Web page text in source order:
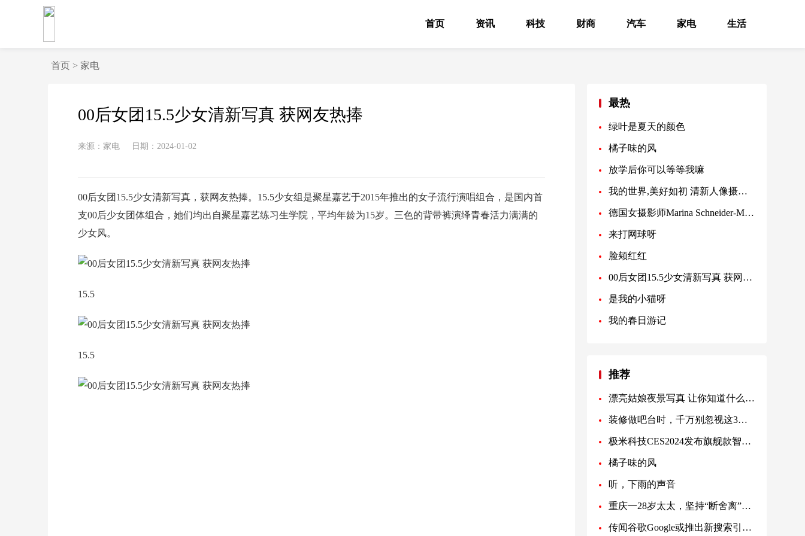
首页 资讯 科技 财商 汽车 家电 生活
首页 > 家电
00后女团15.5少女清新写真 获网友热捧
来源：家电 日期：2024-01-02
00后女团15.5少女清新写真，获网友热捧。15.5少女组是聚星嘉艺于2015年推出的女子流行演唱组合，是国内首
支00后少女团体组合，她们均出自聚星嘉艺练习生学院，平均年龄为15岁。三色的背带裤演绎青春活力满满的
少女风。
15.5
15.5
最热
绿叶是夏天的颜色
橘子味的风
放学后你可以等等我嘛
我的世界,美好如初 清新人像摄影写真
德国女摄影师Marina Schneider-Moog 人像摄影作品
来打网球呀
脸颊红红
00后女团15.5少女清新写真 获网友热捧
是我的小猫呀
我的春日游记
推荐
漂亮姑娘夜景写真 让你知道什么叫养眼
装修做吧台时，千万别忽视这3大功能
极米科技CES2024发布旗舰款智能投影仪Horizon Max：亮度升级35%，年末即将上市
橘子味的风
听，下雨的声音
重庆一28岁太太，坚持“断舍离”，全屋空无一物，堪称极简教科书
传闻谷歌Google或推出新搜索引擎选项 应对反垄断压力